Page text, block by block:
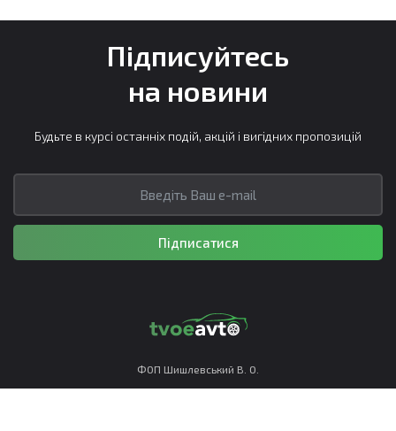
ФОП Шишлевський В. О.
Підписуйтесь
на новини
Будьте в курсі останніх подій, акцій і вигідних пропозицій
Підписатися